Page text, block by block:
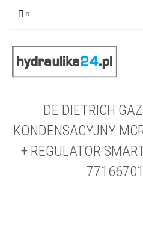
DE DIETRICH
KONDENSACYJNY
+ REGULATOR